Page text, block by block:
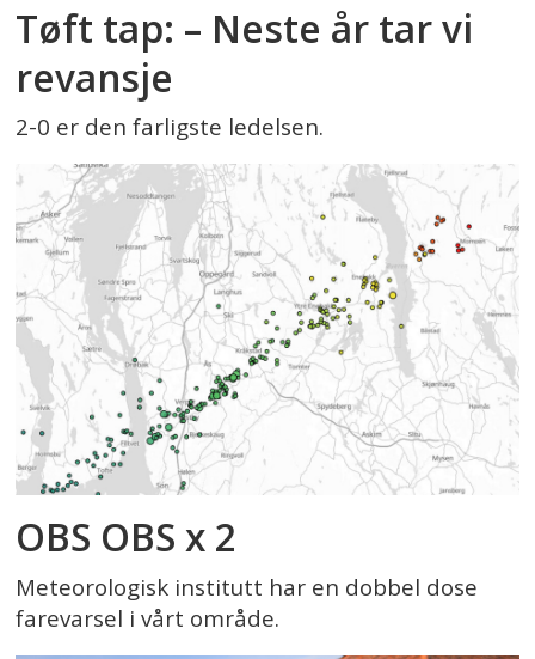
Tøft tap: – Neste år tar vi
revansje
2-0 er den farligste ledelsen.
OBS OBS x 2
Meteorologisk institutt har en dobbel dose
farevarsel i vårt område.